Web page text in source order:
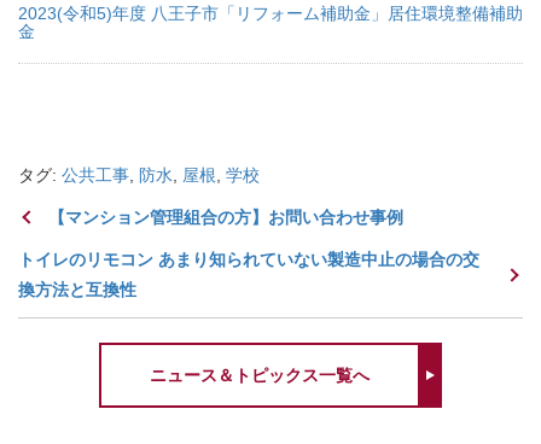
2023(令和5)年度 八王子市「リフォーム補助金」居住環境整備補助
金
タグ: 公共工事 防水 屋根 学校
【マンション管理組合の方】お問い合わせ事例
トイレのリモコン あまり知られていない製造中止の場合の交
換方法と互換性
ニュース＆トピックス一覧へ